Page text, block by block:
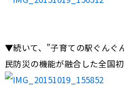
▼続いて、”子育ての駅ぐんぐ
民防災の機能が融合した全国初